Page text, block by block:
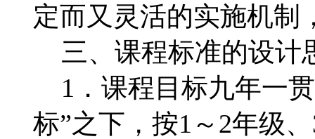
定而又灵活的实施机制
三、课程标准的设计
1．课程目标九年一
标”之下，按1～2年级